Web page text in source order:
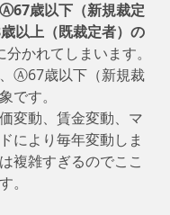
Ⓐ67歳以下（新規裁定
以上（既裁定者）の
かれてしまいます。
Ⓐ67歳以下（新規裁
です。
変動、賃金変動、マ
により毎年変動しま
複雑すぎるのでここ
。